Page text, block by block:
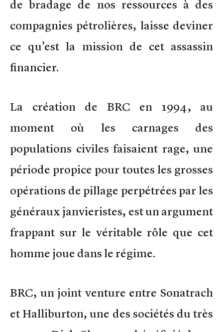
de bradage de nos ressources à des
compagnies pétrolières, laisse deviner
ce qu’est la mission de cet assassin
financier.
La création de BRC en 1994, au
moment où les carnages des
populations civiles faisaient rage, une
période propice pour toutes les grosses
opérations de pillage perpétrées par les
généraux janvieristes, est un argument
frappant sur le véritable rôle que cet
homme joue dans le régime.
BRC, un joint venture entre Sonatrach
et Halliburton, une des sociétés du très